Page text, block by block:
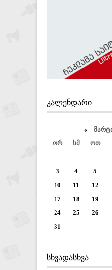
ᲙᲐᲚᲔᲜᲓᲐᲠᲘ
«
ორ
სმ ოთ
3
4 5
10
11 12
17
18 19
24
25 26
31
ᲡᲮᲕᲐᲓᲐᲡᲮᲕᲐ